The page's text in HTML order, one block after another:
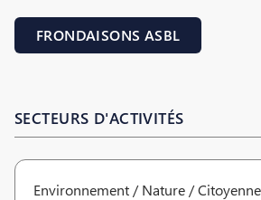
FRONDAISONS ASBL
SECTEURS D'ACTIVITÉS
Environnement / Nature /